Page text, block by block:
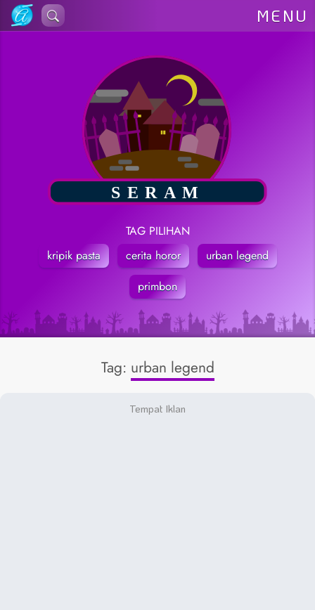
MENU
Lewati
TAG PILIHAN
kripik pasta
cerita horor
urban legend
primbon
Tag: urban legend